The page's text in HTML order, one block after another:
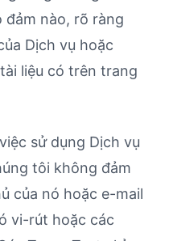
nào, rõ ràng
Dịch vụ hoặc
liệu có trên trang
sử dụng Dịch vụ
tôi không đảm
của nó hoặc e-mail
vi-rút hoặc các